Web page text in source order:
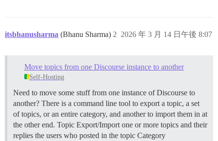
itsbhanusharma (Bhanu Sharma) 2026 年 3 月 14 日午後 8:07
2
Move topics from one Discourse instance to another
Self-Hosting
Need to move some stuff from one instance of Discourse to
another? There is a command line tool to export a topic, a set
of topics, or an entire category, and another to import them in at
the other end. Topic Export/Import one or more topics and their
replies the users who posted in the topic Category